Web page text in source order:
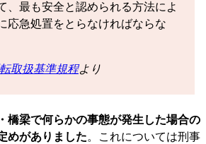
、最も安全と認められる方法によ
応急処置をとらなければならな
取扱基準規程より
橋梁で何らかの事態が発生した場合の
めがありました。これについては刑事